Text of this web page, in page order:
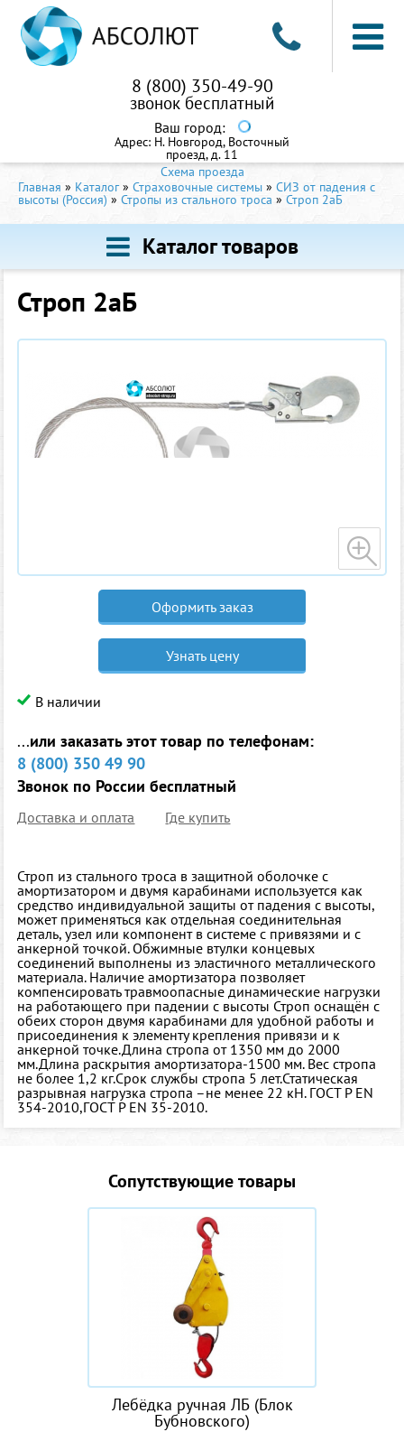
8 (800) 350-49-90
звонок бесплатный
Ваш город:
Адрес: Н. Новгород, Восточный
проезд, д. 11
Схема проезда
Главная » Каталог» Страховочные системы » СИЗ от падения с
высоты (Россия) » Стропы из стального троса » Строп 2аБ
Каталог товаров
Строп 2аБ
Оформить заказ
Узнать цену
В наличии
...или заказать этот товар по телефонам:
8 (800) 350 49 90
Звонок по России бесплатный
Доставка и оплата Где купить
Строп из стального троса в защитной оболочке с
амортизатором и двумя карабинами используется как
средство индивидуальной защиты от падения с высоты,
может применяться как отдельная соединительная
деталь, узел или компонент в системе с привязями и с
анкерной точкой. Обжимные втулки концевых
соединений выполнены из эластичного металлического
материала. Наличие амортизатора позволяет
компенсировать травмоопасные динамические нагрузки
на работающего при падении с высоты Строп оснащён с
обеих сторон двумя карабинами для удобной работы и
присоединения к элементу крепления привязи и к
анкерной точке.Длина стропа от 1350 мм до 2000
мм.Длина раскрытия амортизатора-1500 мм. Вес стропа
не более 1,2 кг.Срок службы стропа 5 лет.Статическая
разрывная нагрузка стропа –не менее 22 кН. ГОСТ Р ЕN
354-2010,ГОСТ Р ЕN 35-2010.
Сопутствующие товары
Лебёдка ручная ЛБ (Блок
Бубновского)